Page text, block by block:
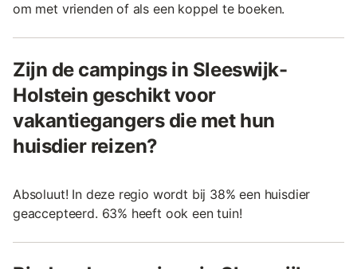
om met vrienden of als een koppel te boeken.
Zijn de campings in Sleeswijk-
Holstein geschikt voor
vakantiegangers die met hun
huisdier reizen?
Absoluut! In deze regio wordt bij 38% een huisdier
geaccepteerd. 63% heeft ook een tuin!